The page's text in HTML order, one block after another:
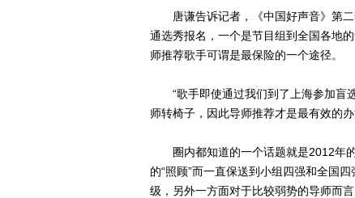
唐谦告诉记者，《中国好声音》第二
通选秀报名，一个是节目组到全国各地
师推荐歌手可谓是最保险的一个途径。
“歌手即使通过我们到了上海参加盲
师转椅子，因此导师推荐才是最有效的
圈内都知道的一个话题就是2012年的
的“照顾”而一直保送到小组四强和全国
级，另外一方面对于比较弱势的导师而